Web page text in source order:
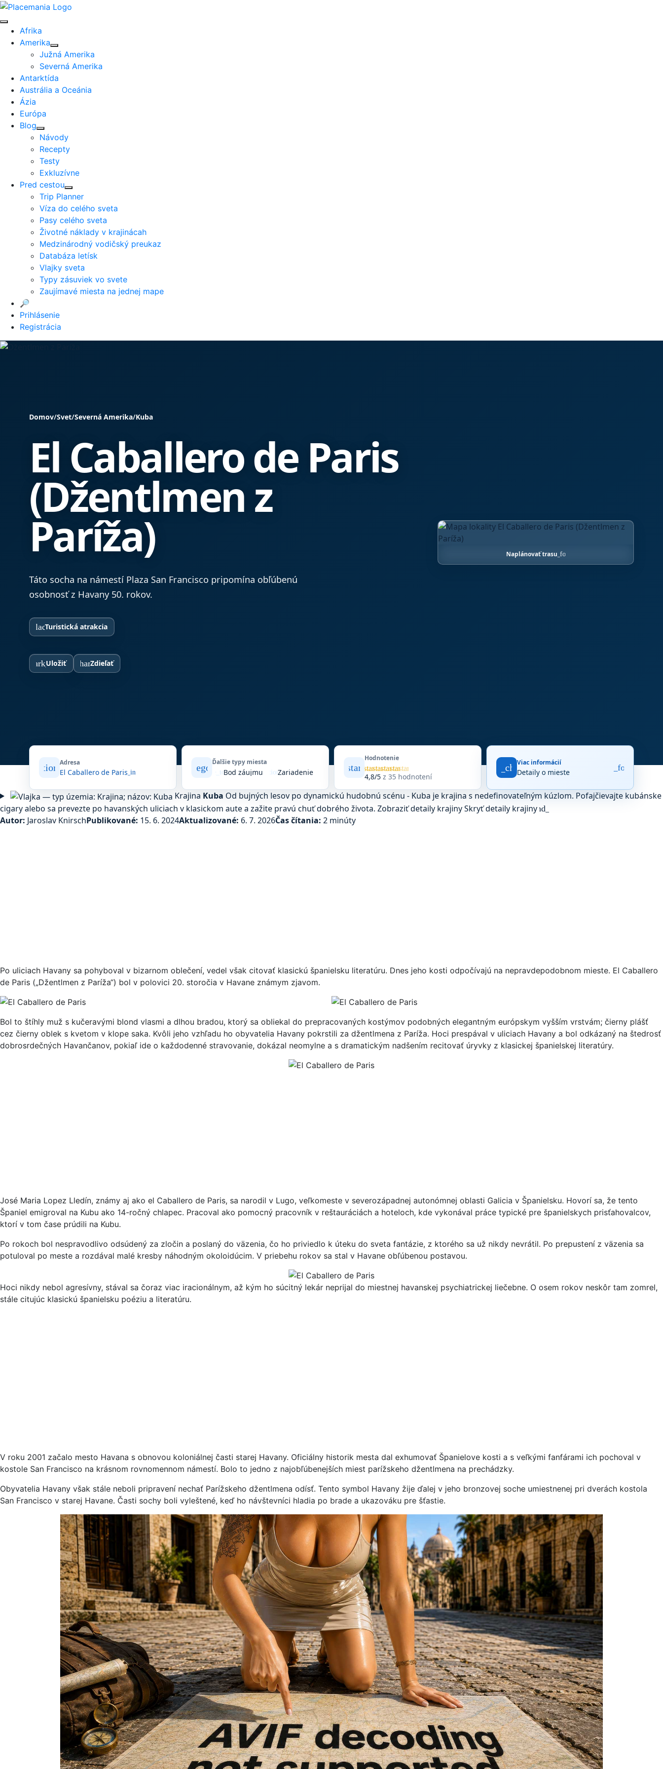
Afrika
Amerika
Južná Amerika
Severná Amerika
Antarktída
Austrália a Oceánia
Ázia
Európa
Blog
Návody
Recepty
Testy
Exkluzívne
Pred cestou
Trip Planner
Víza do celého sveta
Pasy celého sveta
Životné náklady v krajinácah
Medzinárodný vodičský preukaz
Databáza letísk
Vlajky sveta
Typy zásuviek vo svete
Zaujímavé miesta na jednej mape
🔎
Prihlásenie
Registrácia
Domov/Svet/Severná Amerika/Kuba
El Caballero de Paris
(Džentlmen z
Paríža)
Táto socha na námestí Plaza San Francisco pripomína obľúbenú
osobnosť z Havany 50. rokov.
placeTuristická atrakcia
bookmark_border
Uložiť shareZdieľať
Naplánovať trasuarrow_forward
location_on
Adresa
El Caballero de Parisopen_in_new category
Ďalšie typy miesta
where_to_voteBod záujmulocation_onZariadenie star
Hodnotenie
starstarstarstarstar
4,8/5z 35 hodnotení
Priemerné
hodnotenie
z
na
fact_checkViac informácií
Detaily o mieste arrow_forward
Krajina Kuba Od bujných lesov po dynamickú hudobnú scénu - Kuba je krajina s nedefinovateľným kúzlom. Pofajčievajte kubánske
cigary alebo sa prevezte po havanských uliciach v klasickom aute a zažite pravú chuť dobrého života. Zobraziť detaily krajinySkryť detaily krajinyexpand_more
Autor: Jaroslav KnirschPublikované: 15. 6. 2024Aktualizované: 6. 7. 2026Čas čítania: 2 minúty
Po uliciach Havany sa pohyboval v bizarnom oblečení, vedel však citovať klasickú španielsku literatúru. Dnes jeho kosti odpočívajú na nepravdepodobnom mieste. El Caballero
de Paris („Džentlmen z Paríža“) bol v polovici 20. storočia v Havane známym zjavom.
Bol to štíhly muž s kučeravými blond vlasmi a dlhou bradou, ktorý sa obliekal do prepracovaných kostýmov podobných elegantným európskym vyšším vrstvám; čierny plášť
cez čierny oblek s kvetom v klope saka. Kvôli jeho vzhľadu ho obyvatelia Havany pokrstili za džentlmena z Paríža. Hoci prespával v uliciach Havany a bol odkázaný na štedrosť
dobrosrdečných Havančanov, pokiaľ ide o každodenné stravovanie, dokázal neomylne a s dramatickým nadšením recitovať úryvky z klasickej španielskej literatúry.
José Maria Lopez Lledín, známy aj ako el Caballero de Paris, sa narodil v Lugo, veľkomeste v severozápadnej autonómnej oblasti Galicia v Španielsku. Hovorí sa, že tento
Španiel emigroval na Kubu ako 14-ročný chlapec. Pracoval ako pomocný pracovník v reštauráciách a hoteloch, kde vykonával práce typické pre španielskych prisťahovalcov,
ktorí v tom čase prúdili na Kubu.
Po rokoch bol nespravodlivo odsúdený za zločin a poslaný do väzenia, čo ho priviedlo k úteku do sveta fantázie, z ktorého sa už nikdy nevrátil. Po prepustení z väzenia sa
potuloval po meste a rozdával malé kresby náhodným okoloidúcim. V priebehu rokov sa stal v Havane obľúbenou postavou.
Hoci nikdy nebol agresívny, stával sa čoraz viac iracionálnym, až kým ho súcitný lekár neprijal do miestnej havanskej psychiatrickej liečebne. O osem rokov neskôr tam zomrel,
stále citujúc klasickú španielsku poéziu a literatúru.
V roku 2001 začalo mesto Havana s obnovou koloniálnej časti starej Havany. Oficiálny historik mesta dal exhumovať Španielove kosti a s veľkými fanfárami ich pochoval v
kostole San Francisco na krásnom rovnomennom námestí. Bolo to jedno z najobľúbenejších miest parížskeho džentlmena na prechádzky.
Obyvatelia Havany však stále neboli pripravení nechať Parížskeho džentlmena odísť. Tento symbol Havany žije ďalej v jeho bronzovej soche umiestnenej pri dverách kostola
San Francisco v starej Havane. Časti sochy boli vyleštené, keď ho návštevníci hladia po brade a ukazováku pre šťastie.